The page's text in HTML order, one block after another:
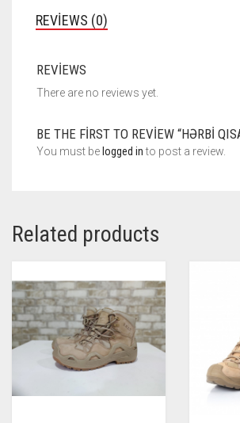
REVIEWS (0)
REVIEWS
There are no reviews yet.
BE THE FIRST TO REVIEW “HƏRBI
You must belogged into post a review.
Related products